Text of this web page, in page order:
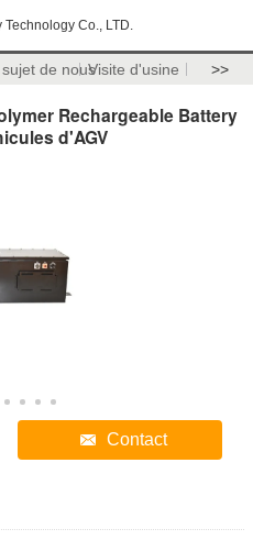
Co., LTD.
de nousVisite d'usine >>
Rechargeable Battery
d'AGV
Contact